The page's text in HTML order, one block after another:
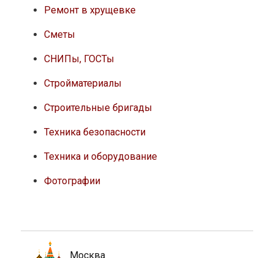
Ремонт в хрущевке
Сметы
СНИПы, ГОСТы
Стройматериалы
Строительные бригады
Техника безопасности
Техника и оборудование
Фотографии
Москва